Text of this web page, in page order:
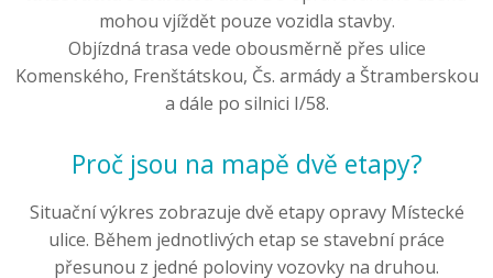
mohou vjíždět pouze vozidla stavby.
Objízdná trasa vede obousměrně přes ulice
Komenského, Frenštátskou, Čs. armády a Štramberskou
a dále po silnici I/58.
Proč jsou na mapě dvě etapy?
Situační výkres zobrazuje dvě etapy opravy Místecké
ulice. Během jednotlivých etap se stavební práce
přesunou z jedné poloviny vozovky na druhou.